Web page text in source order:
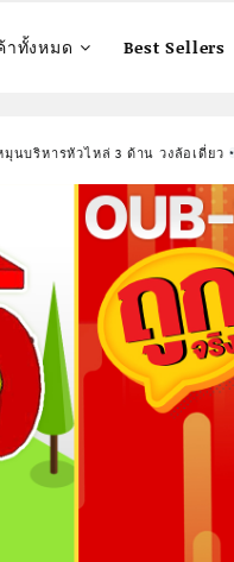
าทั้งหมด Best Sellers
นบริหารหัวไหล่ 3 ด้าน วงล้อเดี่ยว